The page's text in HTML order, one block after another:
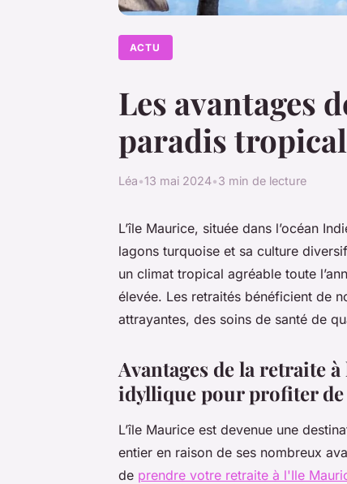
ACTU
Les avantages
paradis
Léa•13 mai 2024•3 min de lecture
L’île Maurice, située dans l’océan
lagons turquoise et sa culture
un climat tropical agréable toute
élevée. Les retraités bénéficient de
attrayantes, des soins de santé de
Avantages de la retraite
idyllique pour profiter de
L’île Maurice est devenue une
entier en raison de ses nombreux
de prendre votre retraite à l'Ile